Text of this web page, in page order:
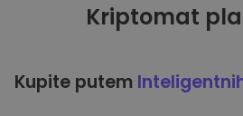
Kriptomat
Kupite putem